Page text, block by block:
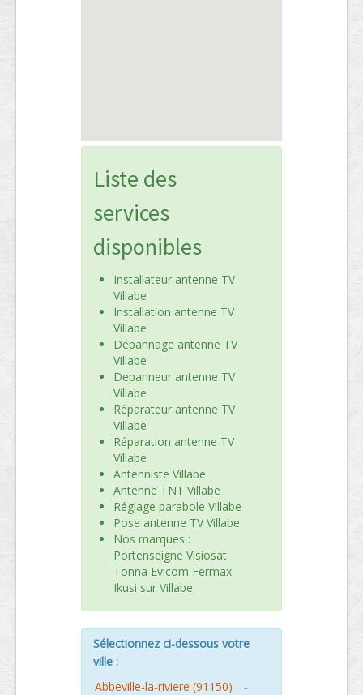
Liste des
services
disponibles
Installateur antenne TV
Villabe
Installation antenne TV
Villabe
Dépannage antenne TV
Villabe
Depanneur antenne TV
Villabe
Réparateur antenne TV
Villabe
Réparation antenne TV
Villabe
Antenniste Villabe
Antenne TNT Villabe
Réglage parabole Villabe
Pose antenne TV Villabe
Nos marques :
Portenseigne Visiosat
Tonna Evicom Fermax
Ikusi sur Villabe
Sélectionnez ci-dessous votre
ville :
Abbeville-la-riviere (91150)
-